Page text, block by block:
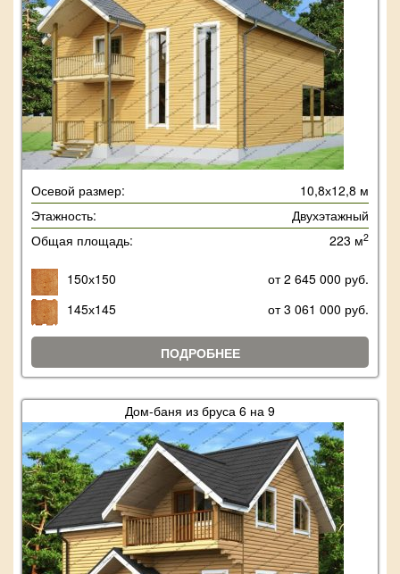
Осевой размер:
10,8х12,8 м
Этажность:
Двухэтажный
Общая площадь:
223 м2
150х150
от 2 645 000 руб.
145х145
от 3 061 000 руб.
ПОДРОБНЕЕ
Дом-баня из бруса 6 на 9